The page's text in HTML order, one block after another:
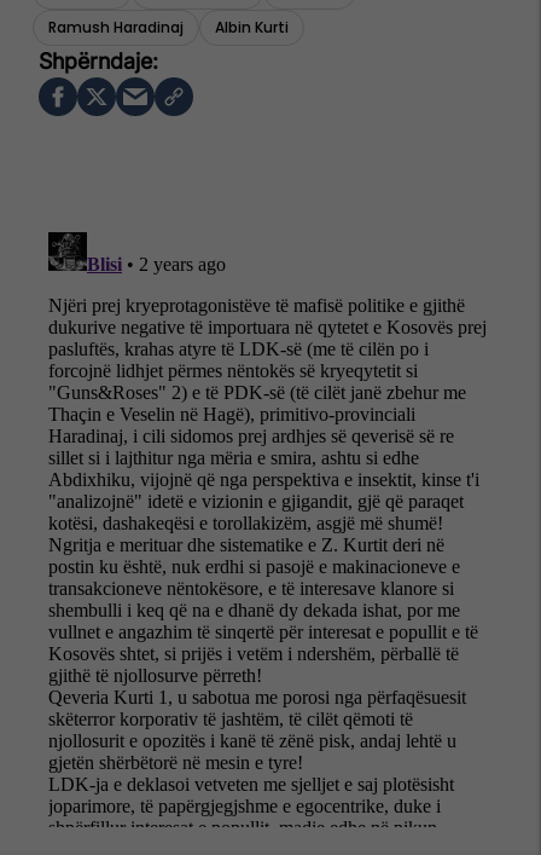
Ramush Haradinaj
Albin Kurti